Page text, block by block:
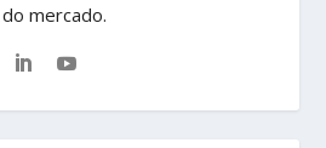
do mercado.